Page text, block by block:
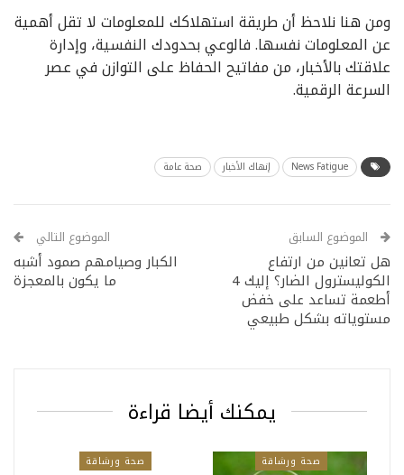
ومن هنا نلاحظ أن طريقة استهلاكك للمعلومات لا تقل أهمية
عن المعلومات نفسها. فالوعي بحدودك النفسية، وإدارة
علاقتك بالأخبار، من مفاتيح الحفاظ على التوازن في عصر
السرعة الرقمية.
News Fatigue إنهاك الأخبار صحة عامة
الموضوع السابق
هل تعانين من ارتفاع
الكوليسترول الضار؟ إليك 4
أطعمة تساعد على خفض
مستوياته بشكل طبيعي
الموضوع التالي
الكبار وصيامهم صمود أشبه
ما يكون بالمعجزة
يمكنك أيضا قراءة
صحة ورشاقة صحة ورشاقة